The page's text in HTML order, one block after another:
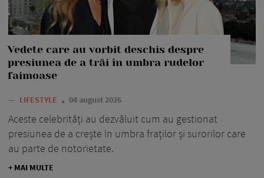
Vedete care au vorbit deschis despre
presiunea de a trăi în umbra rudelor
faimoase
— LIFESTYLE 04 august 2026
Aceste celebrități au dezvăluit cum au gestionat
presiunea de a crește în umbra fraților și surorilor care
au parte de notorietate.
+ MAI MULTE